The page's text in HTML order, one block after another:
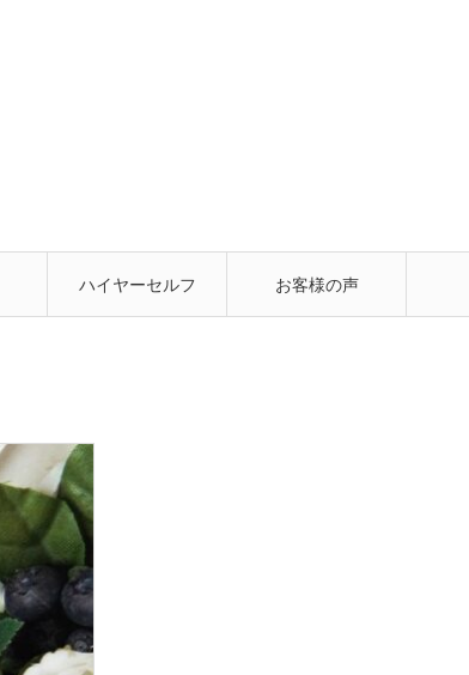
ハイヤーセルフ お客様の声